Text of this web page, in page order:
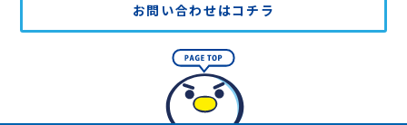
お問い合わせはコチラ